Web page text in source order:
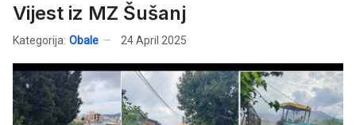
Vijest iz MZ Šušanj
Kategorija: Obale 24 April 2025